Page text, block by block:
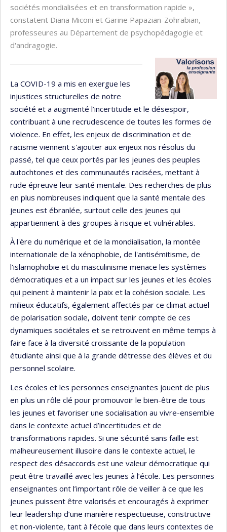
sociétés mondialisées et en transformation rapide »,
constatent Diana Miconi et Garine Papazian-Zohrabian,
professeures au Département de psychopédagogie et
d'andragogie.
La COVID-19 a mis en exergue les
injustices structurelles de notre
société et a augmenté l’incertitude et le désespoir,
contribuant à une recrudescence de toutes les formes de
violence. En effet, les enjeux de discrimination et de
racisme viennent s'ajouter aux enjeux nos résolus du
passé, tel que ceux portés par les jeunes des peuples
autochtones et des communautés racisées, mettant à
rude épreuve leur santé mentale. Des recherches de plus
en plus nombreuses indiquent que la santé mentale des
jeunes est ébranlée, surtout celle des jeunes qui
appartiennent à des groupes à risque et vulnérables.
À l'ère du numérique et de la mondialisation, la montée
internationale de la xénophobie, de l'antisémitisme, de
l'islamophobie et du masculinisme menace les systèmes
démocratiques et a un impact sur les jeunes et les écoles
qui peinent à maintenir la paix et la cohésion sociale. Les
milieux éducatifs, également affectés par ce climat actuel
de polarisation sociale, doivent tenir compte de ces
dynamiques sociétales et se retrouvent en même temps à
faire face à la diversité croissante de la population
étudiante ainsi que à la grande détresse des élèves et du
personnel scolaire.
Les écoles et les personnes enseignantes jouent de plus
en plus un rôle clé pour promouvoir le bien-être de tous
les jeunes et favoriser une socialisation au vivre-ensemble
dans le contexte actuel d’incertitudes et de
transformations rapides. Si une sécurité sans faille est
malheureusement illusoire dans le contexte actuel, le
respect des désaccords est une valeur démocratique qui
peut être travaillé avec les jeunes à l’école. Les personnes
enseignantes ont l’important rôle de veiller à ce que les
jeunes puissent être valorisés et encouragés à exprimer
leur leadership d’une manière respectueuse, constructive
et non-violente, tant à l’école que dans leurs contextes de